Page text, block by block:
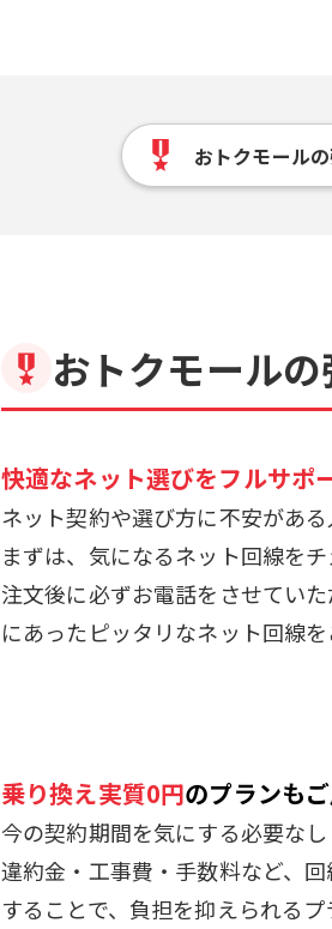
おトクモール
おトクモール
快適なネット選びをフルサポ
ネット契約や選び方に不安があ
まずは、気になるネット回線を
注文後に必ずお電話をさせてい
にあったピッタリなネット回線
乗り換え実質0円のプランも
今の契約期間を気にする必要な
違約金・工事費・手数料など、
することで、負担を抑えられる